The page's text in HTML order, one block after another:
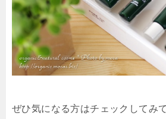
ぜひ気になる方はチェックしてみ